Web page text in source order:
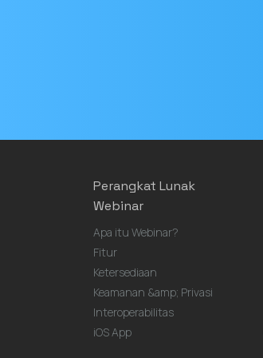
Perangkat Lunak
Webinar
Apa itu Webinar?
Fitur
Ketersediaan
Keamanan &amp; Privasi
Interoperabilitas
iOS App